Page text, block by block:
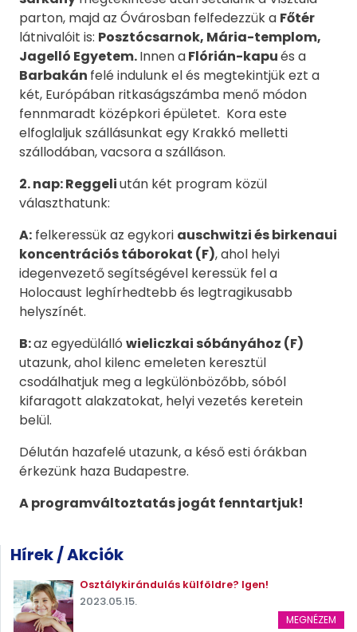
parton, majd az Óvárosban felfedezzük a Főtér
látnivalóit is: Posztócsarnok, Mária-templom,
Jagelló Egyetem.Innen aFlórián-kapués a
Barbakán felé indulunk el és megtekintjük ezt a
két, Európában ritkaságszámba menő módon
fennmaradt középkori épületet. Kora este
elfoglaljuk szállásunkat egy Krakkó melletti
szállodában, vacsora a szálláson.
2. nap: Reggeliután két program közül
választhatunk:
A: felkeressük az egykori auschwitzi és birkenaui
koncentrációstáborokat (F), ahol helyi
idegenvezető segítségével keressük fel a
Holocaust leghírhedtebb és legtragikusabb
helyszínét.
B:az egyedülálló wieliczkai sóbányához (F)
utazunk, ahol kilenc emeleten keresztül
csodálhatjuk meg a legkülönbözőbb, sóból
kifaragott alakzatokat, helyi vezetés keretein
belül.
Délután hazafelé utazunk, a késő esti órákban
érkezünk haza Budapestre.
A programváltoztatás jogát fenntartjuk!
Hírek / Akciók
Osztálykirándulás külföldre? Igen!
2023.05.15.
MEGNÉZEM